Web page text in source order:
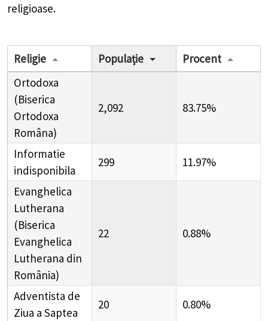
religioase.
Religie Populație
Procent
Ortodoxa
(Biserica
Ortodoxa
Româna)
2,092 83.75%
Informatie
indisponibila
299 11.97%
Evanghelica
Lutherana
(Biserica
Evanghelica
Lutherana din
România)
22 0.88%
Adventista de
Ziua a Saptea
20 0.80%